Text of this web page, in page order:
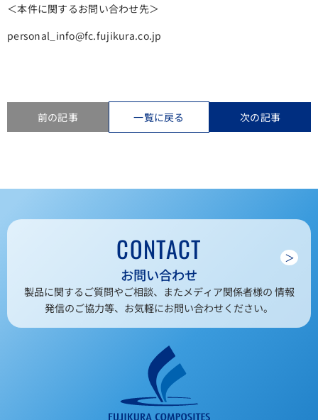
＜本件に関するお問い合わせ先＞
personal_info@fc.fujikura.co.jp
前の記事 一覧に戻る 次の記事
CONTACT
お問い合わせ
＞
製品に関するご質問やご相談、またメディア関係者様の 情報
発信のご協力等、お気軽にお問い合わせください。